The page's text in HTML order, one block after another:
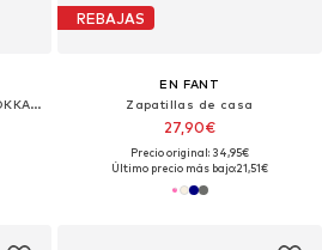
Chaqueta de entretiempo 'JUOKKA PROTECT'
REBAJAS
EN FANT
Zapatillas de casa
27,90€
Precio original: 34,95€
Último precio más bajo:21,51€